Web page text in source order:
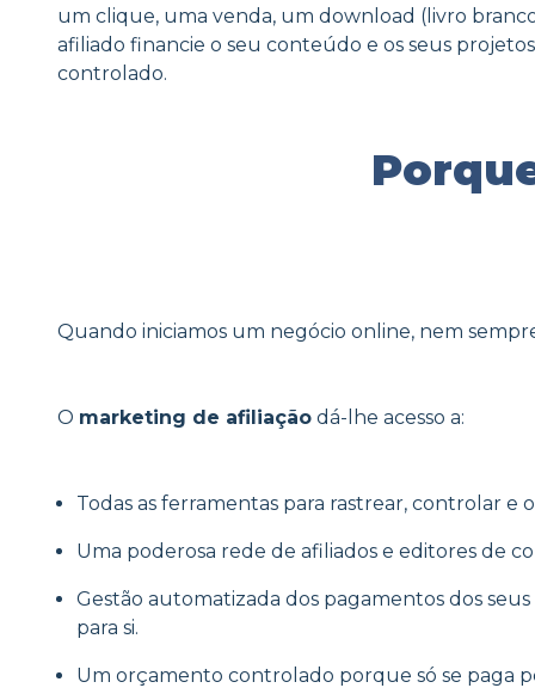
um clique, uma venda, um download (livro
afiliado financie o seu conteúdo e os seus
controlado.
Quando iniciamos um negócio online, nem
O marketing de afiliação dá-lhe acesso a:
Todas as ferramentas para rastrear, controlar e
Uma poderosa rede de afiliados e editores de
Gestão automatizada dos pagamentos dos
para si.
Um orçamento controlado porque só se paga